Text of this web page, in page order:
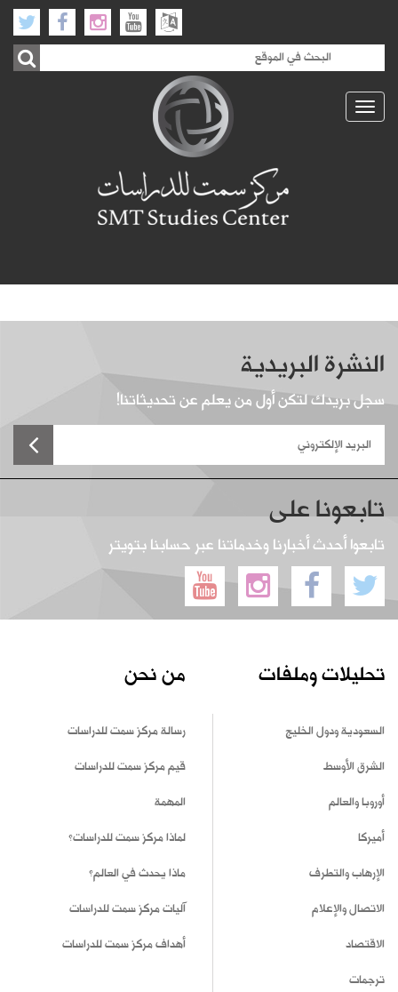
Toggle
navigation
النشرة البريدية
سجل بريدك لتكن أول من يعلم عن تحديثاتنا!
تابعونا على
تابعوا أحدث أخبارنا وخدماتنا عبر حسابنا بتويتر
تحليلات وملفات
السعودية ودول الخليج
الشرق الأوسط
أوروبا والعالم
أميركا
الإرهاب والتطرف
الاتصال والإعلام
الاقتصاد
ترجمات
من نحن
رسالة مركز سمت للدراسات
قيم مركز سمت للدراسات
المهمة
لماذا مركز سمت للدراسات؟
ماذا يحدث في العالم؟
آليات مركز سمت للدراسات
أهداف مركز سمت للدراسات